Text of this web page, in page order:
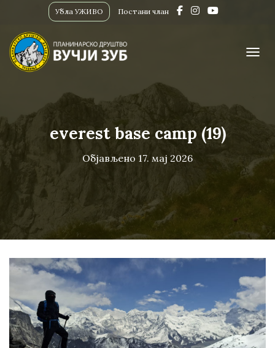
Убла УЖИВО Постани члан
everest base camp (19)
Објављено 17. мај 2026